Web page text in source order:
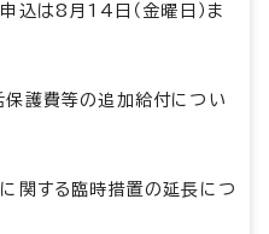
込は8月14日（金曜日）ま
護費等の追加給付につい
関する臨時措置の延長につ